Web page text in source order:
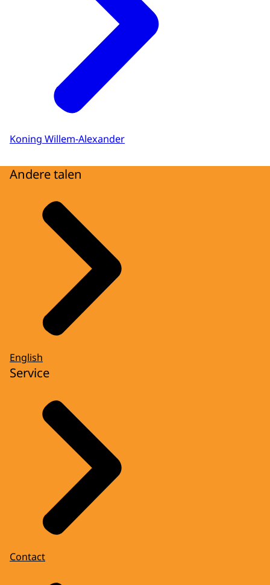
Koning Willem-Alexander
Andere talen
English
Service
Contact